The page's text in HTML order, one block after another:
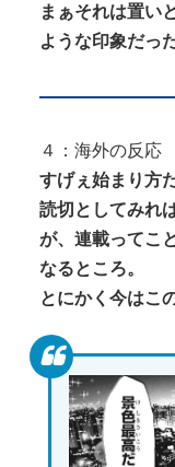
まぁそれは置い
ような印象だっ
４：海外の反応
すげぇ始まり方
読切としてみれ
が、連載ってこ
なるところ。
とにかく今はこ